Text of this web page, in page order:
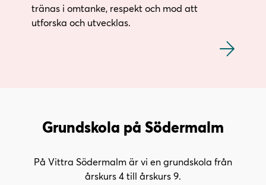
tränas i omtanke, respekt och mod att
utforska och utvecklas.
Grundskola på Södermalm
På Vittra Södermalm är vi en grundskola från
årskurs 4 till årskurs 9.